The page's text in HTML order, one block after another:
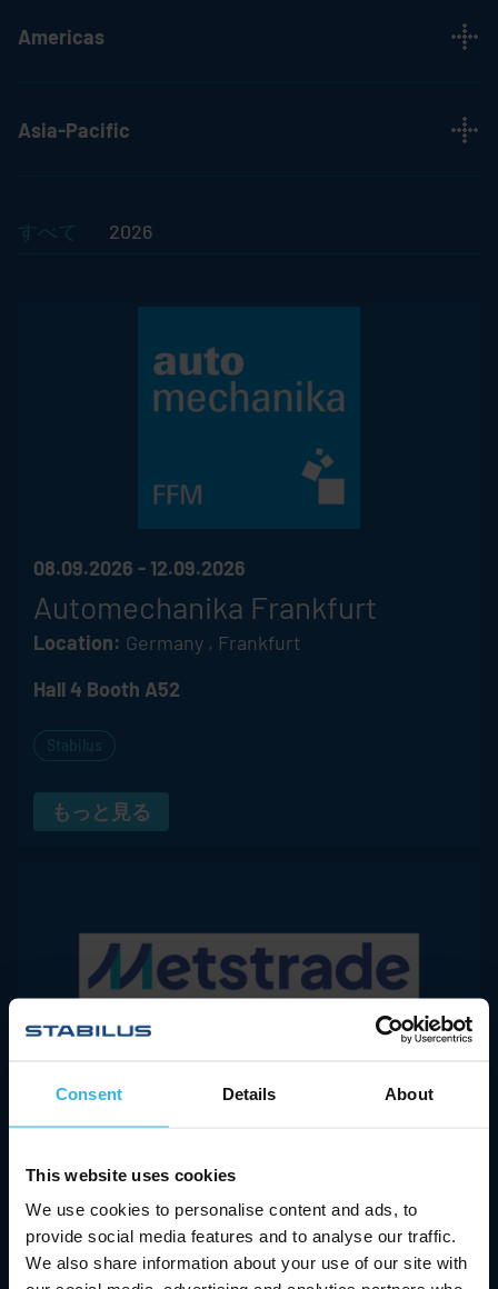
Consent Details About
This website uses cookies
We use cookies to personalise content and ads, to
provide social media features and to analyse our traffic.
We also share information about your use of our site with
Americas
Asia-Pacific
すべて 2026
08.09.2026 - 12.09.2026
Automechanika Frankfurt
Location: Germany , Frankfurt
Hall 4 Booth A52
Stabilus
もっと見る
17.11.2026 - 19.11.2025
METSTRADE
Location:Amsterdam, Netherlands
Hall/Booth: 08.510